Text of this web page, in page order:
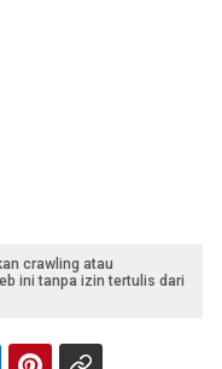
crawling atau
ini tanpa izin tertulis dari